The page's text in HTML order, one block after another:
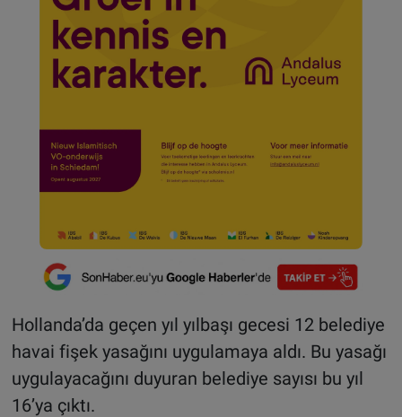
Hollanda’da geçen yıl yılbaşı gecesi 12 belediye
havai fişek yasağını uygulamaya aldı. Bu yasağı
uygulayacağını duyuran belediye sayısı bu yıl
16’ya çıktı.